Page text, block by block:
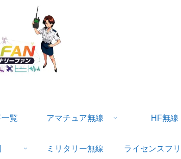
覧 アマチュア無線 HF無線
ミリタリー無線 ライセンスフ